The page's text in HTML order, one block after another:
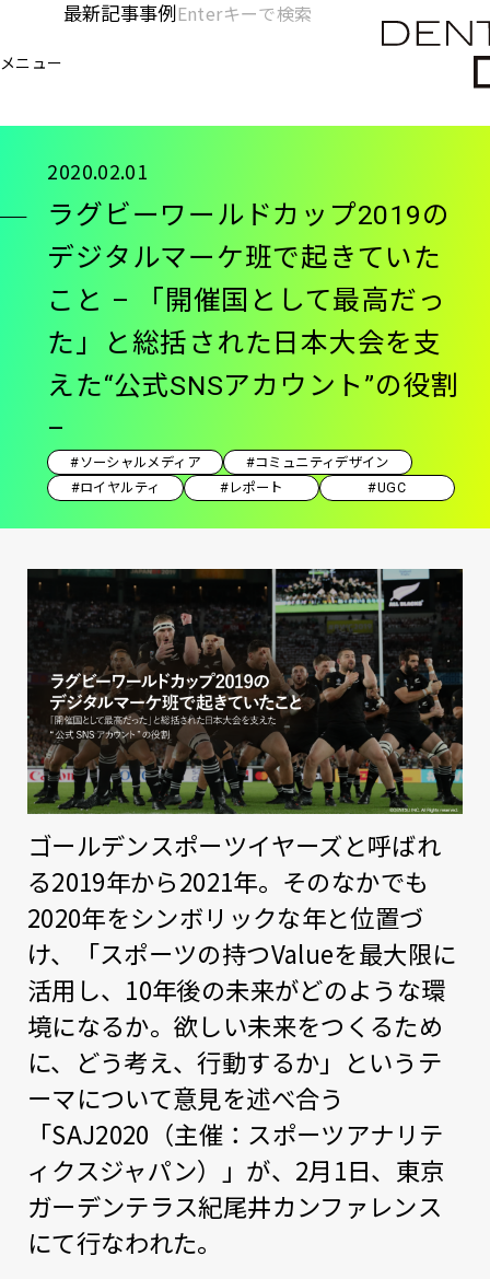
ン
ン
ツ
メニュー
[KC]
-
メ
イ
ン
最新記事事例
検
索
ラ
ラグビーワールドカップ2019の
デジタルマーケ班で起きていた
こと – 「開催国として最高だっ
た」と総括された日本大会を支
えた“公式SNSアカウント”の役割
–
2020.02.01
#ソーシャルメディア
#コミュニティデザイン
#ロイヤルティ
#レポート #UGC
ゴールデンスポーツイヤーズと呼ばれ
る2019年から2021年。そのなかでも
2020年をシンボリックな年と位置づ
け、「スポーツの持つValueを最大限に
活用し、10年後の未来がどのような環
境になるか。欲しい未来をつくるため
に、どう考え、行動するか」というテ
ーマについて意見を述べ合う
「SAJ2020（主催：スポーツアナリテ
ィクスジャパン）」が、2月1日、東京
ガーデンテラス紀尾井カンファレンス
にて行なわれた。